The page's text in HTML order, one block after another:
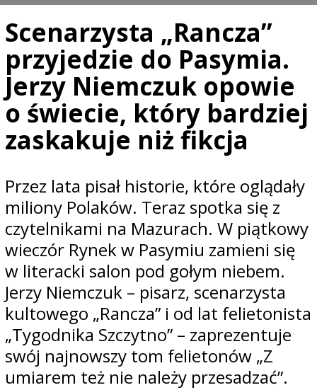
Scenarzysta „Rancza”
przyjedzie do Pasymia.
Jerzy Niemczuk opowie
o świecie, który bardziej
zaskakuje niż fikcja
Przez lata pisał historie, które oglądały
miliony Polaków. Teraz spotka się z
czytelnikami na Mazurach. W piątkowy
wieczór Rynek w Pasymiu zamieni się
w literacki salon pod gołym niebem.
Jerzy Niemczuk – pisarz, scenarzysta
kultowego „Rancza” i od lat felietonista
„Tygodnika Szczytno” – zaprezentuje
swój najnowszy tom felietonów „Z
umiarem też nie należy przesadzać”.